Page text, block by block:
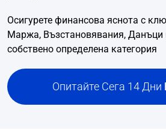
Осигурете финансова яснота с
Маржа, Възстановявания, Данъци
собствено определена категория
Опитайте Сега 14 Дни